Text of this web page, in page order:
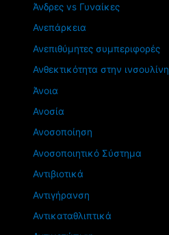
Άνδρες vs Γυναίκες
Ανεπάρκεια
Ανεπιθύμητες συμπεριφορές
Ανθεκτικότητα στην ινσουλίνη
Άνοια
Ανοσία
Ανοσοποίηση
Ανοσοποιητικό Σύστημα
Αντιβιοτικά
Αντιγήρανση
Αντικαταθλιπτικά